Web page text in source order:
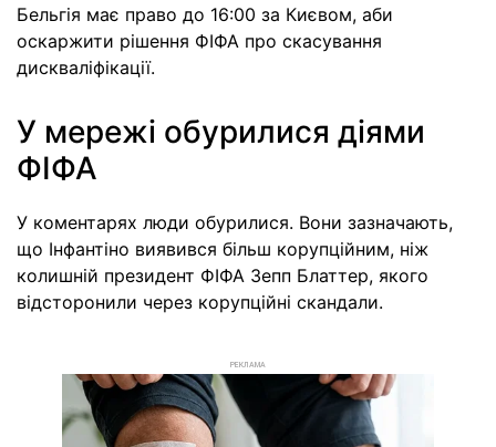
Бельгія має право до 16:00 за Києвом, аби
оскаржити рішення ФІФА про скасування
дискваліфікації.
У мережі обурилися діями
ФІФА
У коментарях люди обурилися. Вони зазначають,
що Інфантіно виявився більш корупційним, ніж
колишній президент ФІФА Зепп Блаттер, якого
відсторонили через корупційні скандали.
РЕКЛАМА